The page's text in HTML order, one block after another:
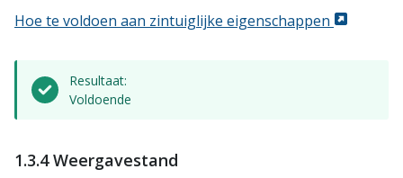
Hoe te voldoen aan zintuiglijke eigenschappen
Resultaat:
Voldoende
1.3.4 Weergavestand